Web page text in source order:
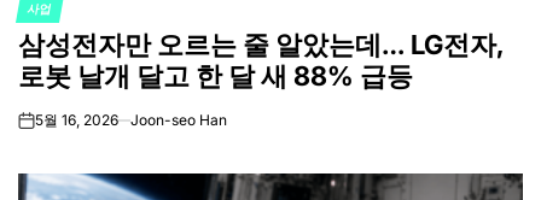
POSTED
IN
사업
삼성전자만 오르는 줄 알았는데… LG전자,
로봇 날개 달고 한 달 새 88% 급등
on5월 16, 2026 Joon-seo Han